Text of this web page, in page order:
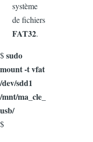
système
de fichiers
FAT32.
$sudo
mount -t vfat
/dev/sdd1
/mnt/ma_cle_
usb/
$